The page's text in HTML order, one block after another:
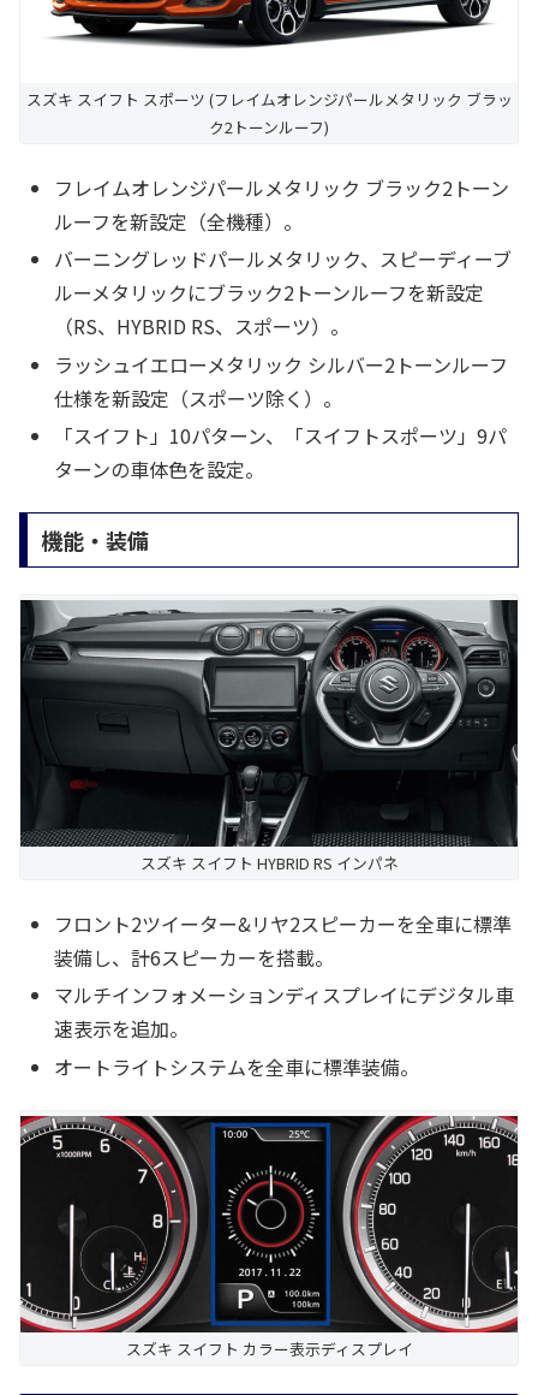
スズキ スイフト スポーツ (フレイムオレンジパールメタリック ブラッ
ク2トーンルーフ)
フレイムオレンジパールメタリック ブラック2トーン
ルーフを新設定（全機種）。
バーニングレッドパールメタリック、スピーディーブ
ルーメタリックにブラック2トーンルーフを新設定
（RS、HYBRID RS、スポーツ）。
ラッシュイエローメタリック シルバー2トーンルーフ
仕様を新設定（スポーツ除く）。
「スイフト」10パターン、「スイフトスポーツ」9パ
ターンの車体色を設定。
機能・装備
スズキ スイフト HYBRID RS インパネ
フロント2ツイーター&リヤ2スピーカーを全車に標準
装備し、計6スピーカーを搭載。
マルチインフォメーションディスプレイにデジタル車
速表示を追加。
オートライトシステムを全車に標準装備。
スズキ スイフト カラー表示ディスプレイ